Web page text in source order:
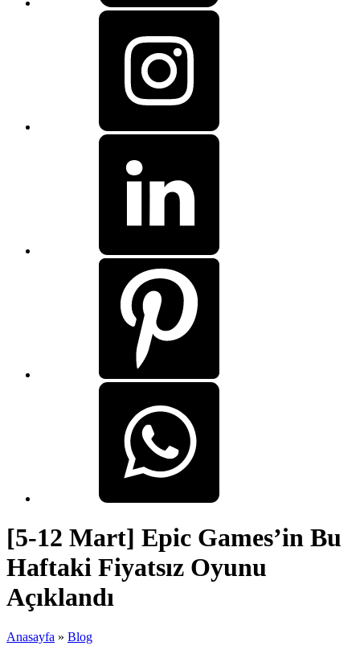
[5-12 Mart] Epic Games’in Bu
Haftaki Fiyatsız Oyunu
Açıklandı
Anasayfa » Blog